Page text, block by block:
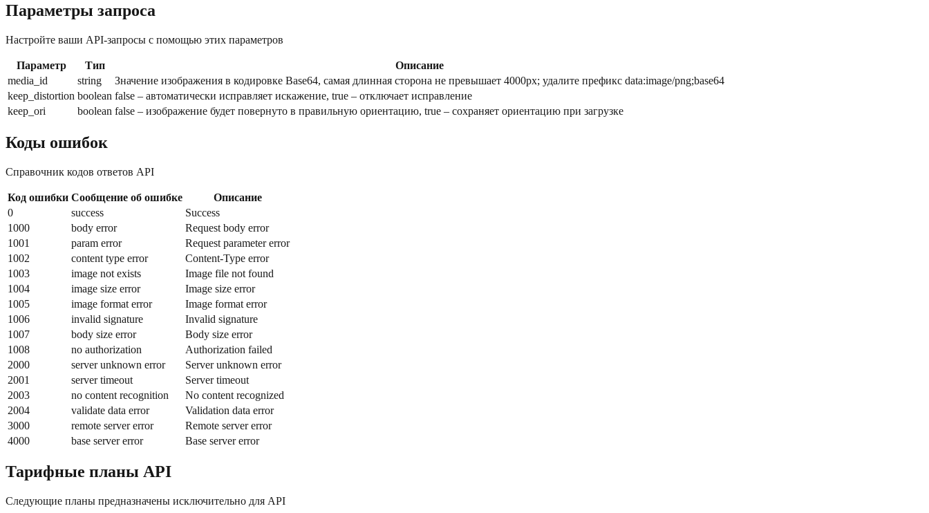
Параметры запроса
Настройте ваши API-запросы с помощью этих параметров
Параметр Тип
Описание
media_id
string
Значение изображения в кодировке Base64, самая длинная сторона не превышает 4000px; удалите префикс data:image/png;base64
keep_distortion boolean false – автоматически исправляет искажение, true – отключает исправление
keep_ori
boolean false – изображение будет повернуто в правильную ориентацию, true – сохраняет ориентацию при загрузке
Коды ошибок
Справочник кодов ответов API
Код ошибки Сообщение об ошибке
Описание
0
success
Success
1000
body error
Request body error
1001
param error
Request parameter error
1002
content type error
Content-Type error
1003
image not exists
Image file not found
1004
image size error
Image size error
1005
image format error
Image format error
1006
invalid signature
Invalid signature
1007
body size error
Body size error
1008
no authorization
Authorization failed
2000
server unknown error
Server unknown error
2001
server timeout
Server timeout
2003
no content recognition
No content recognized
2004
validate data error
Validation data error
3000
remote server error
Remote server error
4000
base server error Base server error
Тарифные планы API
Следующие планы предназначены исключительно для API